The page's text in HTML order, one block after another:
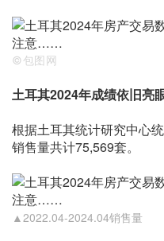
©包图网
土耳其2024年成绩依旧亮
根据土耳其统计研究中心
销售量共计75,569套。
▲2022.04-2024.04销售量